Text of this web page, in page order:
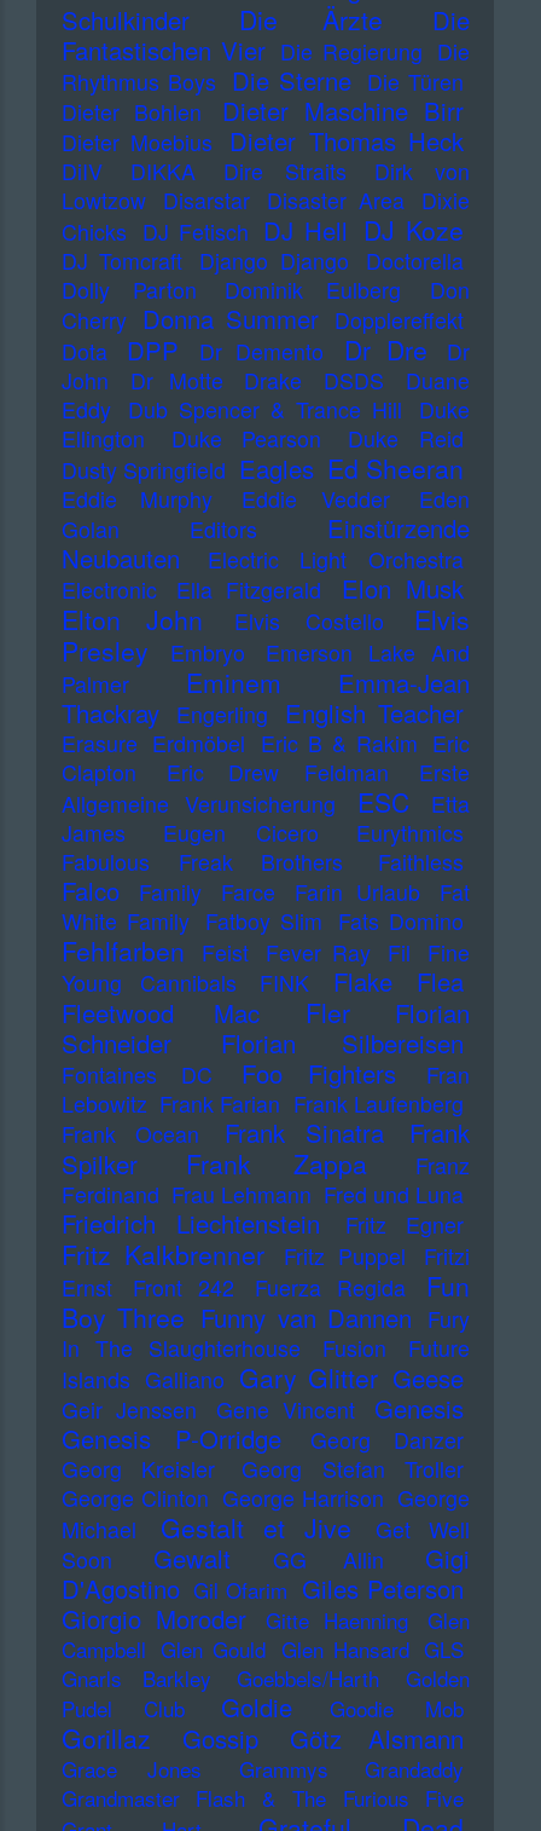
Schulkinder
Die Ärzte
Die
Fantastischen Vier Die Regierung Die
Rhythmus Boys Die Sterne Die Türen
Dieter Bohlen
Dieter Maschine Birr
Dieter Moebius Dieter Thomas Heck
DiIV DIKKA Dire Straits
Dirk von
Lowtzow
Disarstar Disaster Area
Dixie
Chicks DJ Fetisch DJ Hell DJ Koze
DJ Tomcraft Django Django
Doctorella
Dolly Parton
Dominik Eulberg
Don
Cherry Donna Summer Dopplereffekt
Dota
DPP Dr Demento Dr Dre
Dr
John
Dr Motte Drake DSDS
Duane
Eddy
Dub Spencer & Trance Hill
Duke
Ellington
Duke Pearson
Duke Reid
Dusty Springfield Eagles Ed Sheeran
Eddie Murphy Eddie Vedder
Eden
Golan
Editors
Einstürzende
Neubauten
Electric Light Orchestra
Electronic
Ella Fitzgerald Elon Musk
Elton John Elvis Costello
Elvis
Presley
Embryo
Emerson Lake And
Palmer
Eminem
Emma-Jean
Thackray
Engerling English Teacher
Erasure Erdmöbel Eric B & Rakim Eric
Clapton
Eric Drew Feldman
Erste
Allgemeine Verunsicherung
ESC
Etta
James
Eugen Cicero
Eurythmics
Fabulous Freak Brothers
Faithless
Falco Family Farce Farin Urlaub
Fat
White Family Fatboy Slim Fats Domino
Fehlfarben Feist Fever Ray Fil
Fine
Young Cannibals
FINK Flake
Flea
Fleetwood Mac
Fler
Florian
Schneider
Florian Silbereisen
Fontaines DC Foo Fighters
Fran
Lebowitz Frank Farian Frank Laufenberg
Frank Ocean
Frank Sinatra
Frank
Spilker
Frank Zappa
Franz
Ferdinand Frau Lehmann Fred und Luna
Friedrich Liechtenstein Fritz Egner
Fritz Kalkbrenner Fritz Puppel
Fritzi
Ernst
Front 242 Fuerza Regida
Fun
Boy Three Funny van Dannen Fury
In The Slaughterhouse
Fusion
Future
Islands Galliano Gary Glitter Geese
Geir Jenssen Gene Vincent
Genesis
Genesis P-Orridge
Georg Danzer
Georg Kreisler
Georg Stefan Troller
George Clinton George Harrison George
Michael
Gestalt et Jive
Get Well
Soon
Gewalt GG Allin
Gigi
D'Agostino Gil Ofarim Giles Peterson
Giorgio Moroder
Gitte Haenning
Glen
Campbell Glen Gould Glen Hansard GLS
Gnarls Barkley
Goebbels/Harth
Golden
Pudel Club
Goldie Goodie Mob
Gorillaz Gossip Götz Alsmann
Grace Jones Grammys
Grandaddy
Grandmaster Flash & The Furious Five